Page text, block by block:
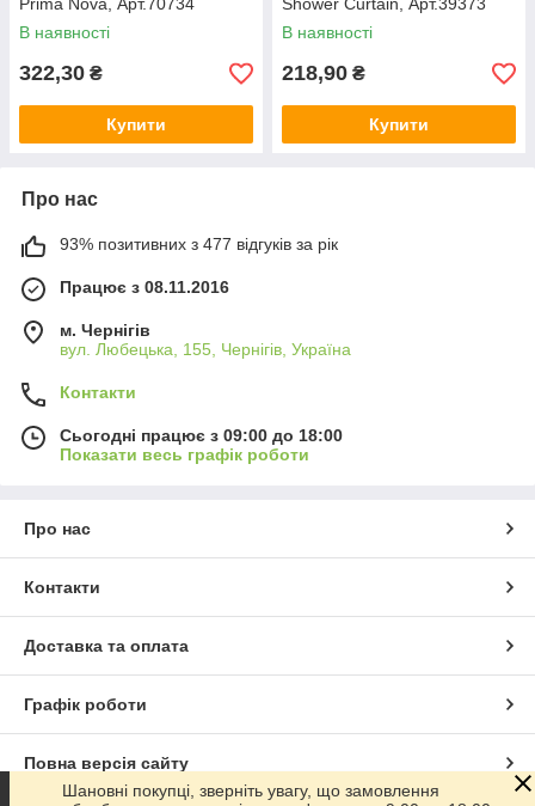
В наявності
322,30 ₴
Купити
В наявності
218,90 ₴
Купити
Про нас
93% позитивних з 477 відгуків за рік
Працює з 08.11.2016
м. Чернігів
вул. Любецька, 155, Чернігів, Україна
Контакти
Сьогодні працює з 09:00 до 18:00
Показати весь графік роботи
Про нас
Контакти
Доставка та оплата
Графік роботи
Повна версія сайту
Шановні покупці, зверніть увагу, що замовлення